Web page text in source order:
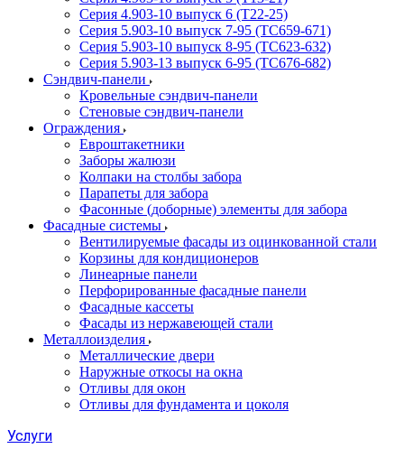
Серия 4.903-10 выпуск 6 (Т22-25)
Серия 5.903-10 выпуск 7-95 (ТС659-671)
Серия 5.903-10 выпуск 8-95 (ТС623-632)
Серия 5.903-13 выпуск 6-95 (ТС676-682)
Сэндвич-панели
Кровельные сэндвич-панели
Стеновые сэндвич-панели
Ограждения
Евроштакетники
Заборы жалюзи
Колпаки на столбы забора
Парапеты для забора
Фасонные (доборные) элементы для забора
Фасадные системы
Вентилируемые фасады из оцинкованной стали
Корзины для кондиционеров
Линеарные панели
Перфорированные фасадные панели
Фасадные кассеты
Фасады из нержавеющей стали
Металлоизделия
Металлические двери
Наружные откосы на окна
Отливы для окон
Отливы для фундамента и цоколя
Услуги